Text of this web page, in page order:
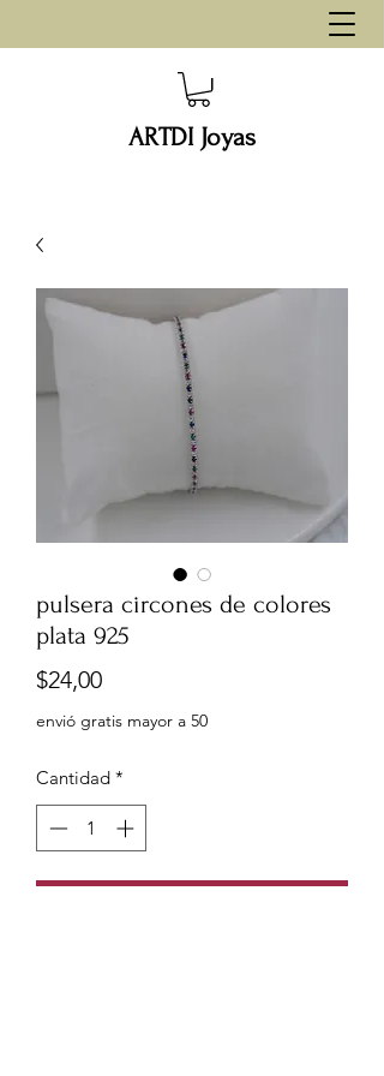
ARTDI Joyas
pulsera circones de colores
plata 925
$24,00Precio
envió gratis mayor a 50
Cantidad *